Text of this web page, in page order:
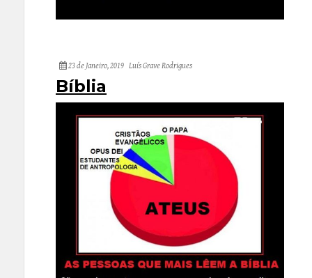
23 de Janeiro, 2019 Luís Grave Rodrigues
Bíblia